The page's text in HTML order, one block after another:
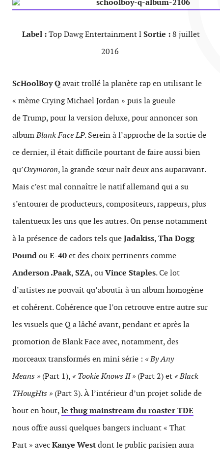
Label :Top Dawg Entertainment lSortie :8 juillet
2016
ScHoolBoy Qavait trollé la planète rap en utilisant le
« mème Crying Michael Jordan » puis la gueule
de Trump, pour la version deluxe, pour annoncer son
albumBlank Face LP. Serein à l’approche de la sortie de
ce dernier, il était difficile pourtant de faire aussi bien
qu’Oxymoron, la grande sœur naît deux ans auparavant.
Mais c’est mal connaître le natif allemand qui a su
s’entourer de producteurs, compositeurs, rappeurs, plus
talentueux les uns que les autres. On pense notamment
à la présence de cadors tels queJadakiss,Tha Dogg
PoundouE-40et des choix pertinents comme
Anderson .Paak,SZA, ouVince Staples. Ce lot
d’artistes ne pouvait qu’aboutir à un album homogène
et cohérent. Cohérence que l’on retrouve entre autre sur
les visuels que Q a lâché avant, pendant et après la
promotion de Blank Face avec, notamment, des
morceaux transformés en mini série : « By Any
Means » (Part 1), « Tookie Knows II » (Part 2) et « Black
THougHts » (Part 3). À l’intérieur d’un projet solide de
bout en bout,le thug mainstream du roaster TDE
nous offre aussi quelques bangers incluant « That
Part » avecKanye Westdont le public parisien aura